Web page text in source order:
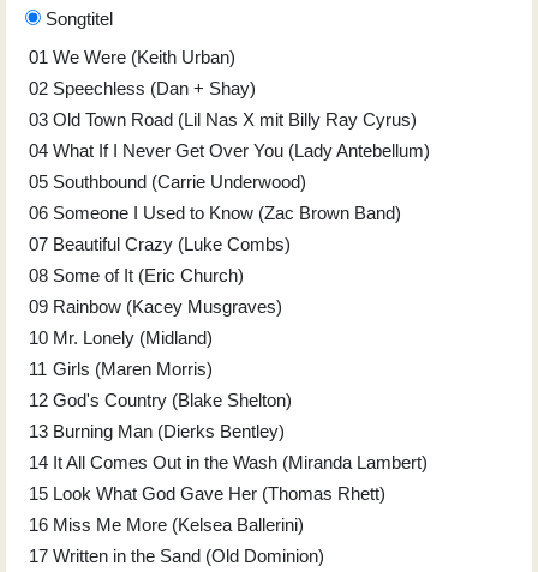
Songtitel
01 We Were (Keith Urban)
02 Speechless (Dan + Shay)
03 Old Town Road (Lil Nas X mit Billy Ray Cyrus)
04 What If I Never Get Over You (Lady Antebellum)
05 Southbound (Carrie Underwood)
06 Someone I Used to Know (Zac Brown Band)
07 Beautiful Crazy (Luke Combs)
08 Some of It (Eric Church)
09 Rainbow (Kacey Musgraves)
10 Mr. Lonely (Midland)
11 Girls (Maren Morris)
12 God's Country (Blake Shelton)
13 Burning Man (Dierks Bentley)
14 It All Comes Out in the Wash (Miranda Lambert)
15 Look What God Gave Her (Thomas Rhett)
16 Miss Me More (Kelsea Ballerini)
17 Written in the Sand (Old Dominion)